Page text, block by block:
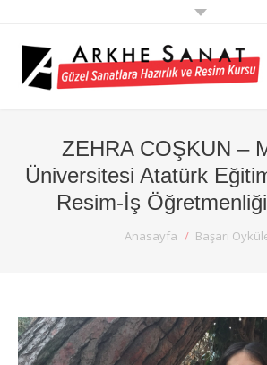
ARKHE SANAT
EĞİTİMLER
GALERİ
ETKİNLİK
DUYURULAR
ZEHRA COŞKUN –
Üniversitesi Atatürk
Resim-İş
Anasayfa Başarı